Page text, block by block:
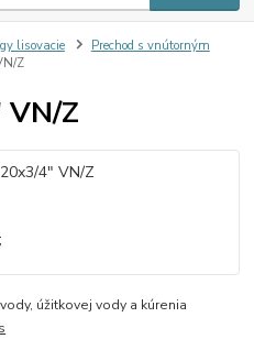
lisovacie
Prechod s vnútorným
Z
VN/Z
úžitkovej vody a kúrenia